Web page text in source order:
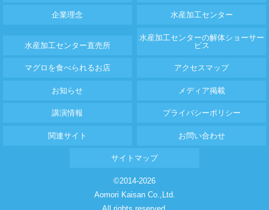
企業理念 水産加工センター
水産加工センター直売所
水産加工センターの解体ショーサー
ビス
マグロを食べられるお店 アクセスマップ
お知らせ メディア掲載
講演情報 プライバシーポリシー
関連サイト お問い合わせ
サイトマップ
©2014-2026
Aomori Kaisan Co.,Ltd.
All rights reserved.